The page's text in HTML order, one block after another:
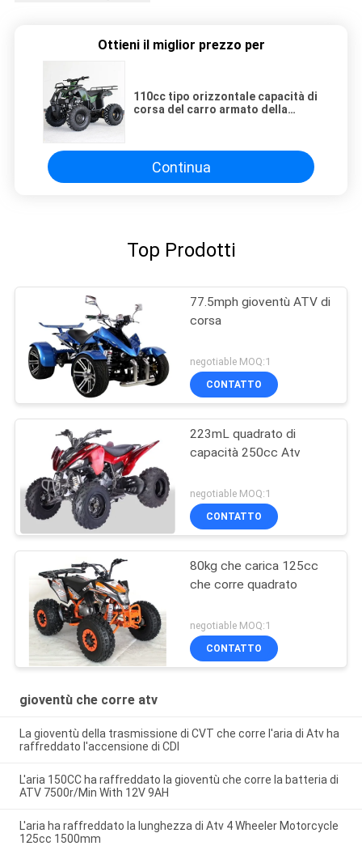
Ottieni il miglior prezzo per
110cc tipo orizzontale capacità di
corsa del carro armato della
Continua
Top Prodotti
77.5mph gioventù ATV di
corsa
negotiable MOQ:1
CONTATTO
223mL quadrato di
capacità 250cc Atv
negotiable MOQ:1
CONTATTO
80kg che carica 125cc
che corre quadrato
negotiable MOQ:1
CONTATTO
gioventù che corre atv
La gioventù della trasmissione di CVT che corre l'aria di Atv ha
raffreddato l'accensione di CDI
L'aria 150CC ha raffreddato la gioventù che corre la batteria di
ATV 7500r/Min With 12V 9AH
L'aria ha raffreddato la lunghezza di Atv 4 Wheeler Motorcycle
125cc 1500mm